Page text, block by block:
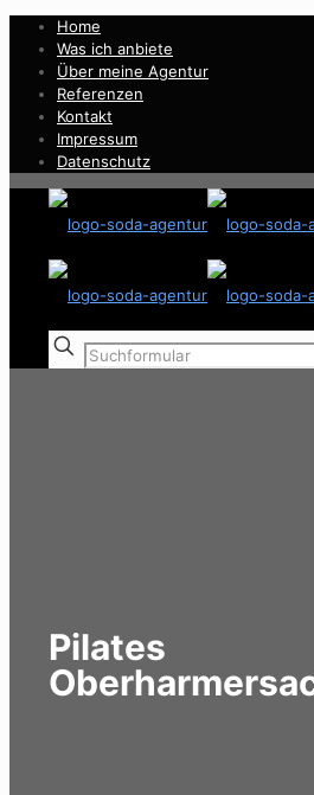
Home
Was ich anbiete
Über meine Agentur
Referenzen
Kontakt
Impressum
Datenschutz
Pilates